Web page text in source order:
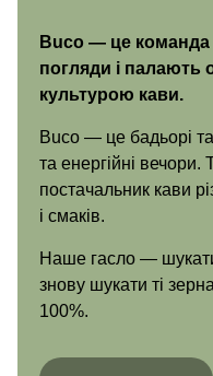
Buco — це команда
погляди і
культурою кави.
Buco — це бадьорі
та енергійні вечори.
постачальник кави
і смаків.
Наше гасло —
знову шукати ті
100%.